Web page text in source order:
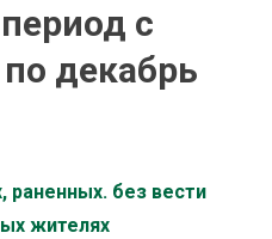
с
декабрь
раненных. без вести
жителях